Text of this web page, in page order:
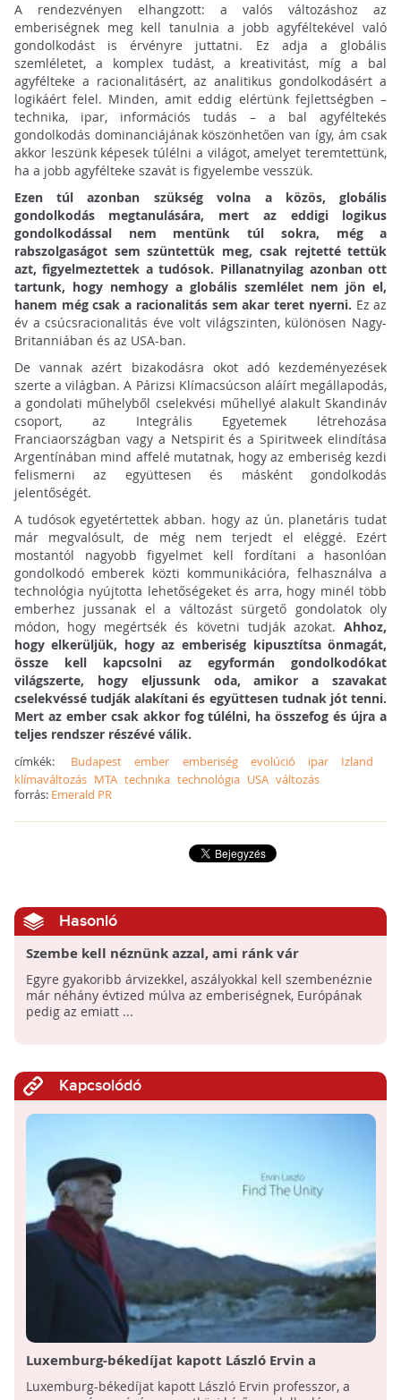
A rendezvényen elhangzott: a valós változáshoz az
emberiségnek meg kell tanulnia a jobb agyféltekével való
gondolkodást is érvényre juttatni. Ez adja a globális
szemléletet, a komplex tudást, a kreativitást, míg a bal
agyfélteke a racionalitásért, az analitikus gondolkodásért a
logikáért felel. Minden, amit eddig elértünk fejlettségben –
technika, ipar, információs tudás – a bal agyféltekés
gondolkodás dominanciájának köszönhetően van így, ám csak
akkor leszünk képesek túlélni a világot, amelyet teremtettünk,
ha a jobb agyfélteke szavát is figyelembe vesszük.
Ezen túl azonban szükség volna a közös, globális
gondolkodás megtanulására, mert az eddigi logikus
gondolkodással nem mentünk túl sokra, még a
rabszolgaságot sem szüntettük meg, csak rejtetté tettük
azt, figyelmeztettek a tudósok. Pillanatnyilag azonban ott
tartunk, hogy nemhogy a globális szemlélet nem jön el,
hanem még csak a racionalitás sem akar teret nyerni. Ez az
év a csúcsracionalitás éve volt világszinten, különösen Nagy-
Britanniában és az USA-ban.
De vannak azért bizakodásra okot adó kezdeményezések
szerte a világban. A Párizsi Klímacsúcson aláírt megállapodás,
a gondolati műhelyből cselekvési műhellyé alakult Skandináv
csoport, az Integrális Egyetemek létrehozása
Franciaországban vagy a Netspirit és a Spiritweek elindítása
Argentínában mind affelé mutatnak, hogy az emberiség kezdi
felismerni az együttesen és másként gondolkodás
jelentőségét.
A tudósok egyetértettek abban. hogy az ún. planetáris tudat
már megvalósult, de még nem terjedt el eléggé. Ezért
mostantól nagyobb figyelmet kell fordítani a hasonlóan
gondolkodó emberek közti kommunikációra, felhasználva a
technológia nyújtotta lehetőségeket és arra, hogy minél több
emberhez jussanak el a változást sürgető gondolatok oly
módon, hogy megértsék és követni tudják azokat.Ahhoz,
hogy elkerüljük, hogy az emberiség kipusztítsa önmagát,
össze kell kapcsolni az egyformán gondolkodókat
világszerte, hogy eljussunk oda, amikor a szavakat
cselekvéssé tudják alakítani és együttesen tudnak jót tenni.
Mert az ember csak akkor fog túlélni, ha összefog és újra a
teljes rendszer részévé válik.
címkék: Budapest ember emberiség evolúció ipar
Izland
klímaváltozás MTA technika technológia USA változás
forrás: Emerald PR
Hasonló
Szembe kell néznünk azzal, ami ránk vár
Egyre gyakoribb árvizekkel, aszályokkal kell szembenéznie
már néhány évtized múlva az emberiségnek, Európának
pedig az emiatt ...
Kapcsolódó
Luxemburg-békedíjat kapott László Ervin a
világbékéért tett kiemelkedő munkájáért
Luxemburg-békedíjat kapott László Ervin professzor, a